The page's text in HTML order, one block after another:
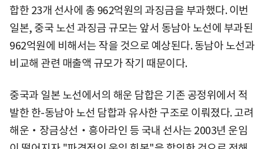
합한 23개 선사에 총 962억원의 과징금을 부과했다. 이번
일본, 중국 노선 과징금 규모는 앞서 동남아 노선에 부과된
962억원에 비해서는 작을 것으로 예상된다. 동남아 노선과
비교해 관련 매출액 규모가 작기 때문이다.
중국과 일본 노선에서의 해운 담합은 기존 공정위에서 적
발한 한-동남아 노선 담합과 유사한 구조로 이뤄졌다. 고려
해운‧장금상선‧흥아라인 등 국내 선사는 2003년 운임